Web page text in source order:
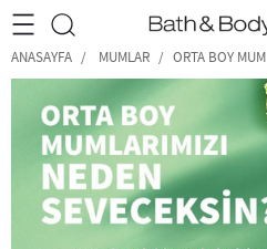
•2200₺ ve Üzeri Kargo Ücretsiz!•
ANASAYFA MUMLAR ORTA BOY MUM